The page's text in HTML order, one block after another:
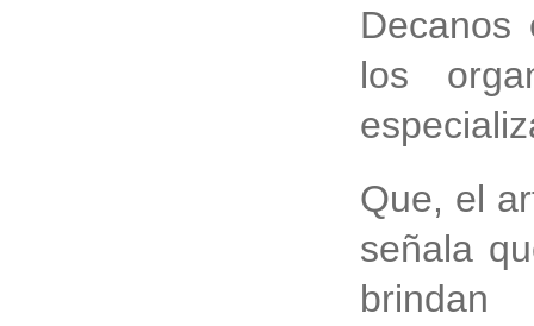
los
Que, el
señala